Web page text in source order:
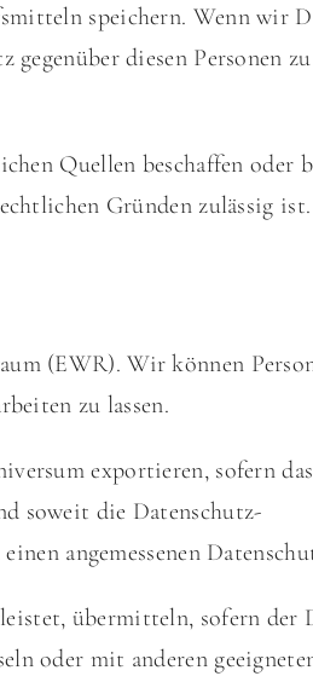
speichern. Wenn wir
diesen Personen
Quellen beschaffen oder
Gründen zulässig ist.
(EWR). Wir können
zu lassen.
exportieren, sofern
soweit die Datenschutz-
einen angemessenen
übermitteln, sofern der
oder mit anderen